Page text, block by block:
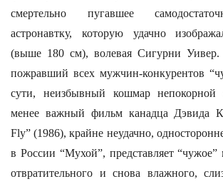
смертельно пугавшее
астронавтку, которую удачно
(выше 180 см), волевая Сигурни
пожравший всех мужчин-конкурентов
сути, неизбывный кошмар
менее важный фильм канадца Дэвида
Fly” (1986), крайне неудачно,
в России “Мухой”, представляет “чужое”
отвратительного и снова влажного,